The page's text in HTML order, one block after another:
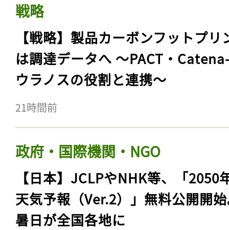
戦略
【戦略】製品カーボンフットプリ
は調達データへ 〜PACT・
ウラノスの役割と連携〜
21時間前
政府・国際機関・NGO
【日本】JCLPやNHK等、「2050
天気予報（Ver.2）」無料公開開
暑日が全国各地に